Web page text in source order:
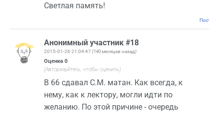
Светлая память!
Анонимный участник #18
2015-01-26 21:04:47 (140 месяцев назад)
Оценка 0
(Авторизуйтесь, чтобы оценить)
В 66 сдавал С.М. матан. Как всегда, к
нему, как к лектору, могли идти по
желанию. По этой причине - очередь